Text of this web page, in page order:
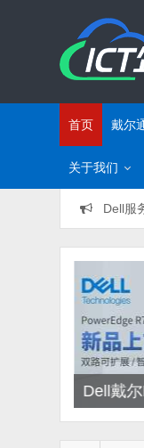
首页 戴尔
关于我们
Dell服
Dell戴